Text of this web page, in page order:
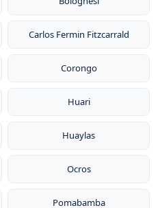
Carlos Fermin Fitzcarrald
Corongo
Huari
Huaylas
Ocros
Pomabamba